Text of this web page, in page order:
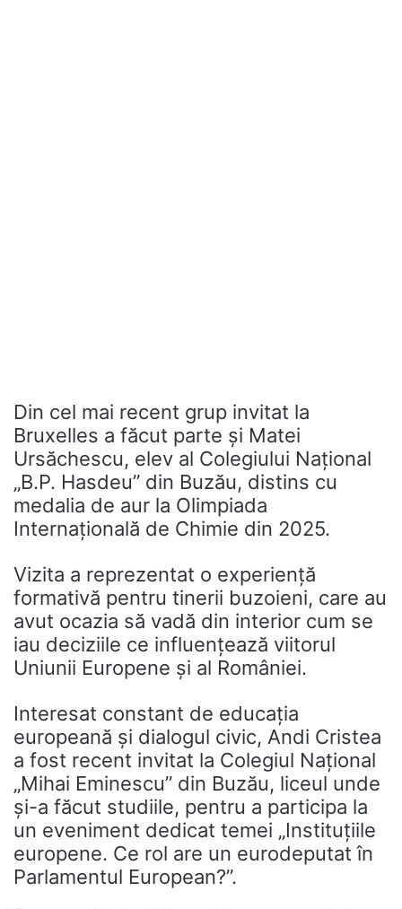
Din cel mai recent grup invitat la
Bruxelles a făcut parte și Matei
Ursăchescu, elev al Colegiului Național
„B.P. Hasdeu” din Buzău, distins cu
medalia de aur la Olimpiada
Internațională de Chimie din 2025.
Vizita a reprezentat o experiență
formativă pentru tinerii buzoieni, care au
avut ocazia să vadă din interior cum se
iau deciziile ce influențează viitorul
Uniunii Europene și al României.
Interesat constant de educația
europeană și dialogul civic, Andi Cristea
a fost recent invitat la Colegiul Național
„Mihai Eminescu” din Buzău, liceul unde
și-a făcut studiile, pentru a participa la
un eveniment dedicat temei „Instituțiile
europene. Ce rol are un eurodeputat în
Parlamentul European?”.